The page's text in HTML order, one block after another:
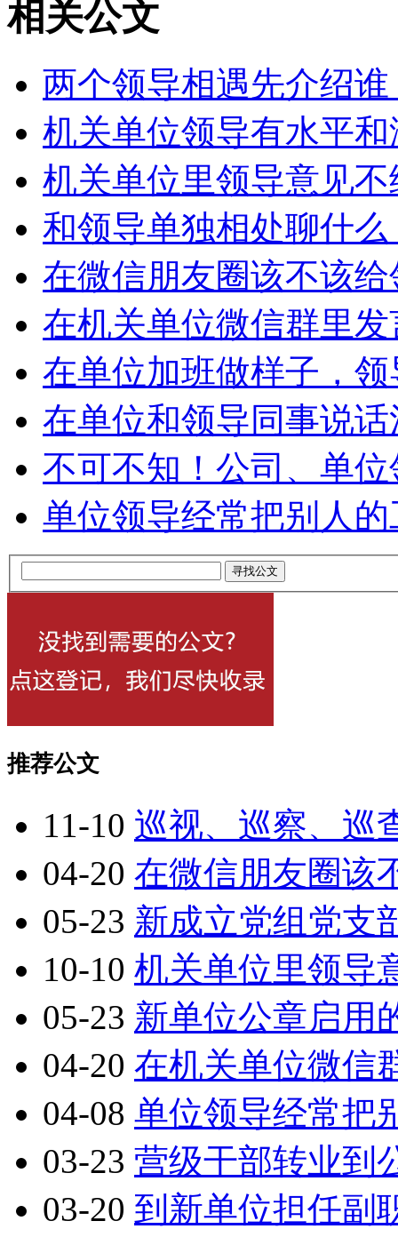
相关公文
两个领导相遇先介绍
机关单位领导有水平
机关单位里领导意见
和领导单独相处聊什
在微信朋友圈该不该
在机关单位微信群里
在单位加班做样子，
在单位和领导同事说
不可不知！公司、单
单位领导经常把别人
推荐公文
11-10 巡视、巡察、巡
04-20 在微信朋友圈该
05-23 新成立党组党支
10-10 机关单位里领导
05-23 新单位公章启用
04-20 在机关单位微信
04-08 单位领导经常把
03-23 营级干部转业到
03-20 到新单位担任副